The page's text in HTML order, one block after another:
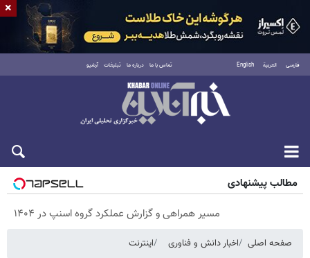
فارسی العربية English تماس با ما درباره ما تبلیغات آرشیو
پنجشنبه ۱۵ مرداد ۱۴۰۵
مطالب پیشنهادی
مسیر همراهی و گزارش عملکرد گروه اسنپ در ۱۴۰۴
صفحه اصلی اخبار دانش و فناوری اینترنت
×